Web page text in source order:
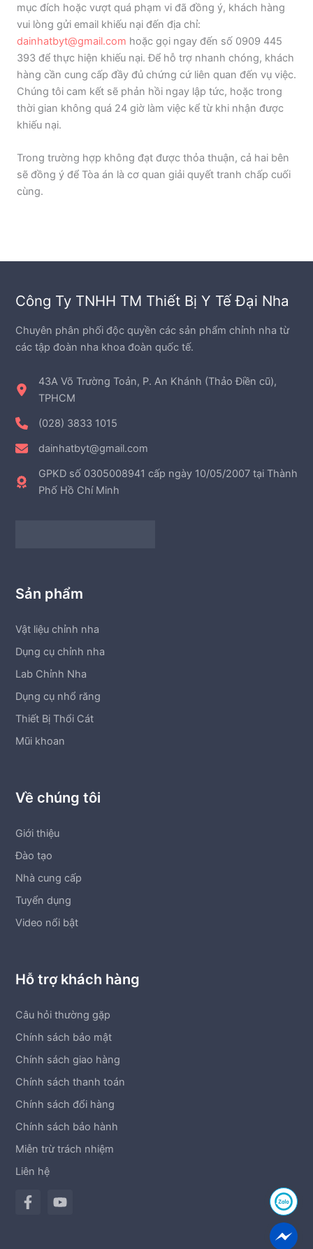
mục đích hoặc vượt quá phạm vi đã đồng ý, khách hàng
vui lòng gửi email khiếu nại đến địa chỉ:
dainhatbyt@gmail.com hoặc gọi ngay đến số 0909 445
393 để thực hiện khiếu nại. Để hỗ trợ nhanh chóng, khách
hàng cần cung cấp đầy đủ chứng cứ liên quan đến vụ việc.
Chúng tôi cam kết sẽ phản hồi ngay lập tức, hoặc trong
thời gian không quá 24 giờ làm việc kể từ khi nhận được
khiếu nại.
Trong trường hợp không đạt được thỏa thuận, cả hai bên
sẽ đồng ý để Tòa án là cơ quan giải quyết tranh chấp cuối
cùng.
Công Ty TNHH TM Thiết Bị Y Tế Đại Nha
Chuyên phân phối độc quyền các sản phẩm chỉnh nha từ
các tập đoàn nha khoa đoàn quốc tế.
43A Võ Trường Toản, P. An Khánh (Thảo Điền cũ),
TPHCM
(028) 3833 1015
dainhatbyt@gmail.com
GPKD số 0305008941 cấp ngày 10/05/2007 tại Thành
Phố Hồ Chí Minh
Sản phẩm
Vật liệu chỉnh nha
Dụng cụ chỉnh nha
Lab Chỉnh Nha
Dụng cụ nhổ răng
Thiết Bị Thổi Cát
Mũi khoan
Về chúng tôi
Giới thiệu
Đào tạo
Nhà cung cấp
Tuyển dụng
Video nổi bật
Hỗ trợ khách hàng
Câu hỏi thường gặp
Chính sách bảo mật
Chính sách giao hàng
Chính sách thanh toán
Chính sách đổi hàng
Chính sách bảo hành
Miễn trừ trách nhiệm
Liên hệ